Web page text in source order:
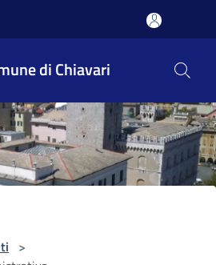
di Chiavari
>